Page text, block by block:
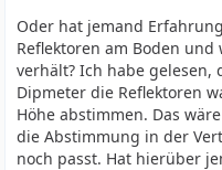
Oder hat jemand
Reflektoren am Boden
verhält? Ich habe gelesen,
Dipmeter die Reflektoren
Höhe abstimmen. Das
die Abstimmung in der
noch passt. Hat hierüber